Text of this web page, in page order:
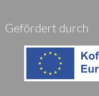
Gefördert durch